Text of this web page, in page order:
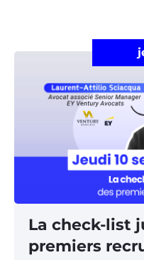
La check-list
premiers